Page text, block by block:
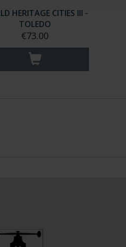
HERITAGE CITIES III -
TOLEDO
€73.00